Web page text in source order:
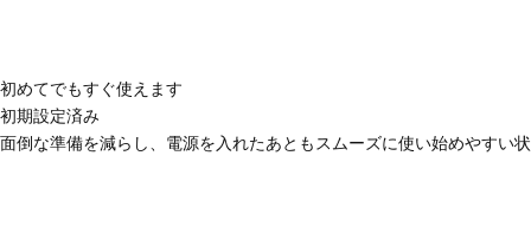
初めてでもすぐ使えます
初期設定済み
面倒な準備を減らし、電源を入れたあともスムーズに使い始めやすい